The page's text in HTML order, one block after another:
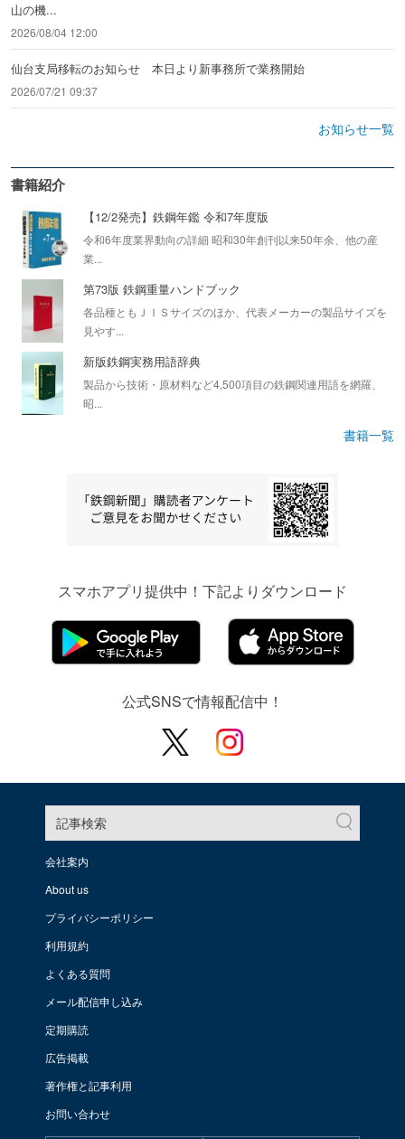
山の機...
2026/08/04 12:00
仙台支局移転のお知らせ 本日より新事務所で業務開始
2026/07/21 09:37
お知らせ一覧
書籍紹介
【12/2発売】鉄鋼年鑑 令和7年度版
令和6年度業界動向の詳細 昭和30年創刊以来50年余、他の産
業...
第73版 鉄鋼重量ハンドブック
各品種ともＪＩＳサイズのほか、代表メーカーの製品サイズを
見やす...
新版鉄鋼実務用語辞典
製品から技術・原材料など4,500項目の鉄鋼関連用語を網羅、
昭...
書籍一覧
スマホアプリ提供中！下記よりダウンロード
公式SNSで情報配信中！
記事検索
会社案内
About us
プライバシーポリシー
利用規約
よくある質問
メール配信申し込み
定期購読
広告掲載
著作権と記事利用
お問い合わせ